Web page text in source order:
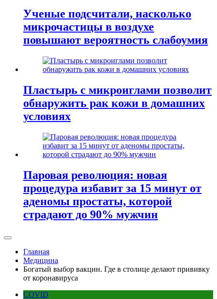
Ученые подсчитали, насколько
микрочастицы в воздухе
повышают вероятность слабоумия
Пластырь с микроиглами позволит
обнаружить рак кожи в домашних
условиях
Паровая революция: новая
процедура избавит за 15 минут от
аденомы простаты, которой
страдают до 90% мужчин
Главная
Медицина
Богатый выбор вакцин. Где в столице делают прививку
от коронавируса
COVID